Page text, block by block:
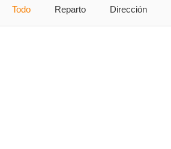
Todo Reparto Dirección